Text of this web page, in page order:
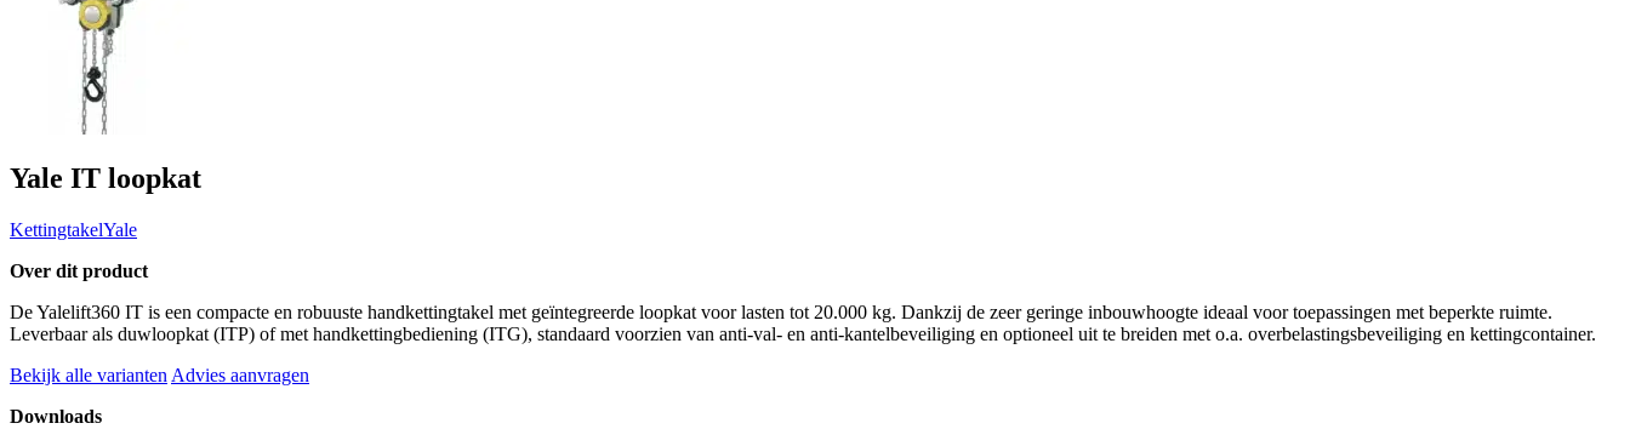
Yale IT loopkat
KettingtakelYale
Over dit product
De Yalelift360 IT is een compacte en robuuste handkettingtakel met geïntegreerde loopkat voor lasten tot 20.000 kg. Dankzij de zeer geringe inbouwhoogte ideaal voor toepassingen met beperkte ruimte.
Leverbaar als duwloopkat (ITP) of met handkettingbediening (ITG), standaard voorzien van anti‑val‑ en anti‑kantelbeveiliging en optioneel uit te breiden met o.a. overbelastingsbeveiliging en kettingcontainer.
Bekijk alle varianten Advies aanvragen
Downloads